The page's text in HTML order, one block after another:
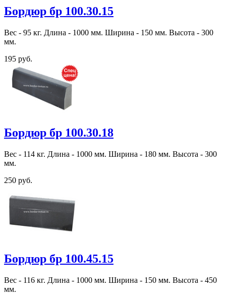
Бордюр бр 100.30.15
Вес - 95 кг. Длина - 1000 мм. Ширина - 150 мм. Высота - 300
мм.
195 руб.
Бордюр бр 100.30.18
Вес - 114 кг. Длина - 1000 мм. Ширина - 180 мм. Высота - 300
мм.
250 руб.
Бордюр бр 100.45.15
Вес - 116 кг. Длина - 1000 мм. Ширина - 150 мм. Высота - 450
мм.